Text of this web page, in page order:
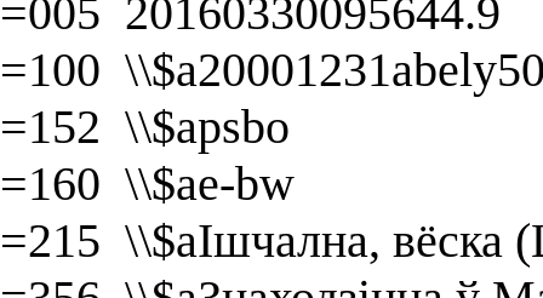
=005 20160330095644.9
=100
=152 \\$apsbo
=160 \\$ae-bw
=215 \\$aІшчална, вёска